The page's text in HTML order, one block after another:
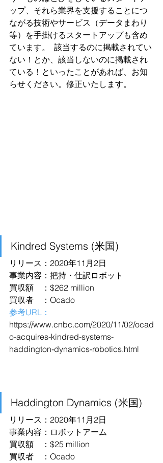
ップ、それら業界を支援することにつ
ながる技術やサービス（データまわり
等）を手掛けるスタートアップも含め
ています。  該当するのに掲載されてい
ない！とか、該当しないのに掲載され
ている！といったことがあれば、お知
らせください。修正いたします。
Kindred Systems (米国)
リリース：2020年11月2日
事業内容：把持・仕訳ロボット
買収額　：$262 million
買収者　：Ocado
参考URL：
https://www.cnbc.com/2020/11/02/ocad
o-acquires-kindred-systems-
haddington-dynamics-robotics.html
Haddington Dynamics (米国)
リリース：2020年11月2日
事業内容：ロボットアーム
買収額　：$25 million
買収者　：Ocado